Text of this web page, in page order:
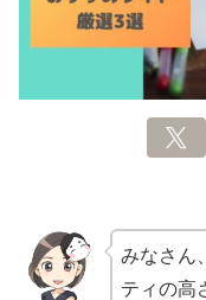
みなさん
ティの高